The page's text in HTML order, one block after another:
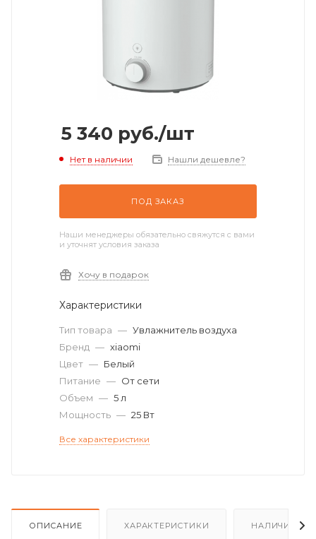
5 340 руб./шт
Нет в наличии Нашли дешевле?
ПОД ЗАКАЗ
Наши менеджеры обязательно свяжутся с вами
и уточнят условия заказа
Хочу в подарок
Характеристики
Тип товара — Увлажнитель воздуха
Бренд — xiaomi
Цвет — Белый
Питание — От сети
Объем — 5 л
Мощность — 25 Вт
Все характеристики
ОПИСАНИЕ ХАРАКТЕРИСТИКИ НАЛИЧИЕ